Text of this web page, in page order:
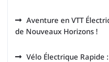
Aventure en VTT
de Nouveaux Horizons !
Vélo Électrique Rapide